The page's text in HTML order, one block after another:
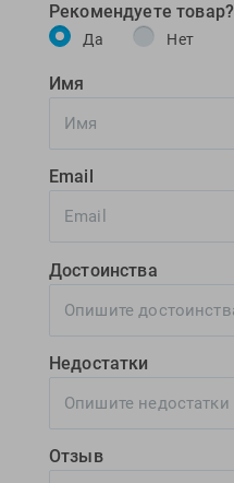
Рекомендуете товар?
Да Нет
Имя
Email
Достоинства
Недостатки
Отзыв